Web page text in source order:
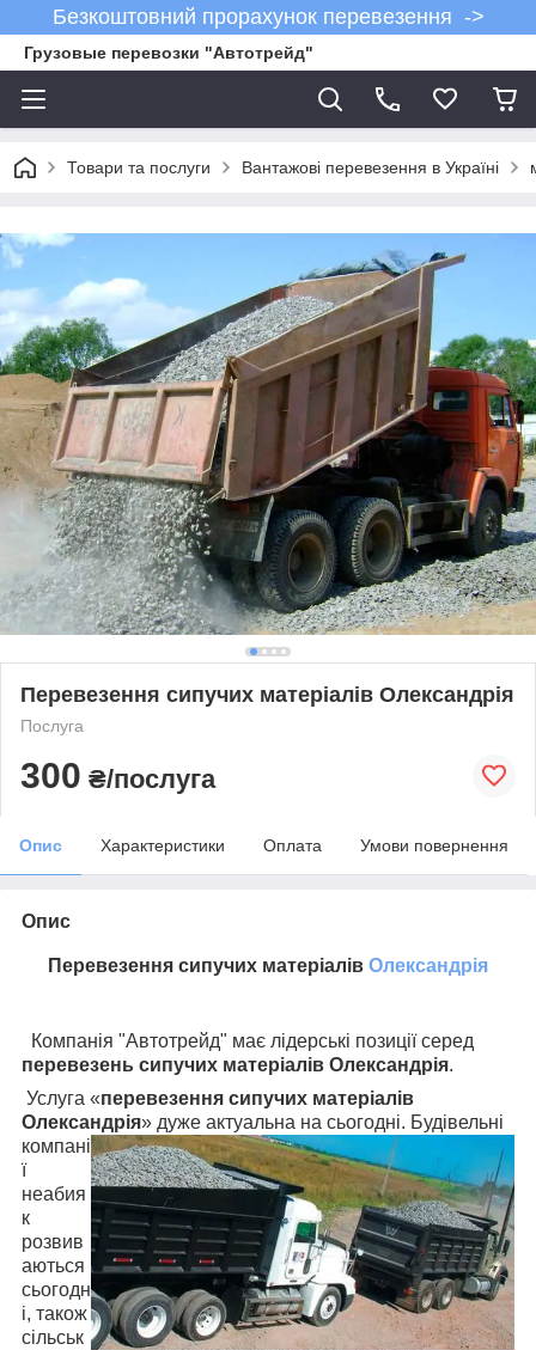
Безкоштовний прорахунок перевезення ->
Грузовые перевозки "Автотрейд"
Товари та послуги Вантажові перевезення в Україні
Перевезення сипучих матеріалів Олександрія
Послуга
300 ₴/послуга
Опис Характеристики Оплата Умови повернення
Опис
Перевезення сипучих матеріалів Олександрія
Компанія "Автотрейд" має лідерські позиції серед
перевезень сипучих матеріалів Олександрія.
Услуга «перевезення сипучих матеріалів
Олександрія» дуже актуальна на сьогодні. Будівельні
компані
ї
неабия
к
розвив
аються
сьогодн
і, також
сільськ